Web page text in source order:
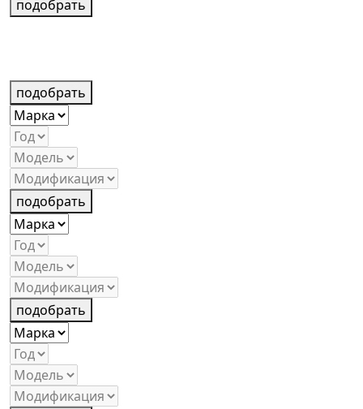
подобрать
подобрать
подобрать
подобрать